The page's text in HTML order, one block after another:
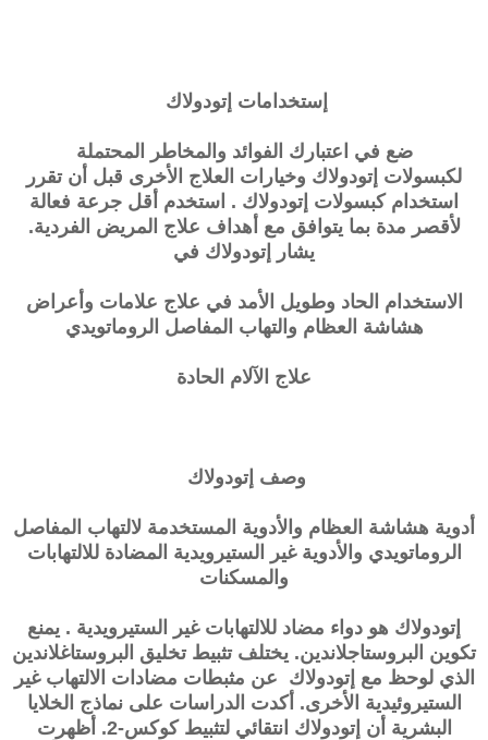
إستخدامات إتودولاك
ضع في اعتبارك الفوائد والمخاطر المحتملة
لكبسولات إتودولاك وخيارات العلاج الأخرى قبل أن تقرر
استخدام كبسولات إتودولاك . استخدم أقل جرعة فعالة
لأقصر مدة بما يتوافق مع أهداف علاج المريض الفردية.
يشار
إتودولاك في
الاستخدام الحاد وطويل الأمد في علاج علامات وأعراض
هشاشة العظام والتهاب المفاصل الروماتويدي
علاج الآلام الحادة
وصف إتودولاك
أدوية هشاشة العظام والأدوية المستخدمة لالتهاب المفاصل
الروماتويدي والأدوية غير الستيرويدية المضادة للالتهابات
والمسكنات
إتودولاك هو دواء مضاد للالتهابات غير الستيرويدية . يمنع
تكوين البروستاجلاندين. يختلف تثبيط تخليق البروستاغلاندين
الذي لوحظ مع إتودولاك عن مثبطات مضادات الالتهاب غير
الستيروئيدية الأخرى. أكدت الدراسات على نماذج الخلايا
البشرية أن إتودولاك
انتقائي لتثبيط كوكس-2. أظهرت